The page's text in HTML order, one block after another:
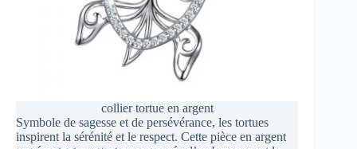
collier tortue en argent
Symbole de sagesse et de persévérance, les tortues
inspirent la sérénité et le respect. Cette pièce en argent